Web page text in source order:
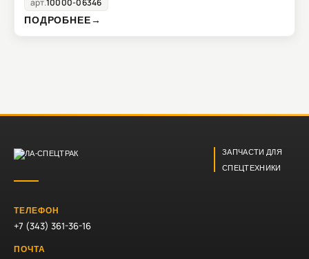
арт.10000-06346
ПОДРОБНЕЕ→
ЗАПЧАСТИ ДЛЯ
СПЕЦТЕХНИКИ
ТЕЛЕФОН
+7 (343) 361-36-16
ПОЧТА